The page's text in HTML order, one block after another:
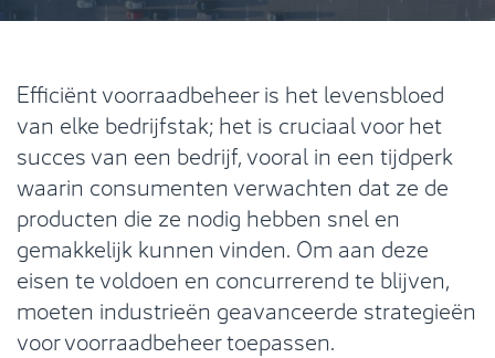
Efficiënt voorraadbeheer is het levensbloed
van elke bedrijfstak; het is cruciaal voor het
succes van een bedrijf, vooral in een tijdperk
waarin consumenten verwachten dat ze de
producten die ze nodig hebben snel en
gemakkelijk kunnen vinden. Om aan deze
eisen te voldoen en concurrerend te blijven,
moeten industrieën geavanceerde strategieën
voor voorraadbeheer toepassen.